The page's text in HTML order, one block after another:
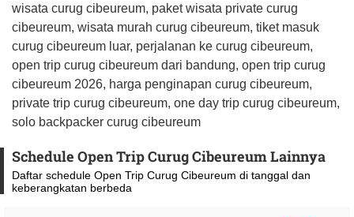
wisata curug cibeureum, paket wisata private curug
cibeureum, wisata murah curug cibeureum, tiket masuk
curug cibeureum luar, perjalanan ke curug cibeureum,
open trip curug cibeureum dari bandung, open trip curug
cibeureum 2026, harga penginapan curug cibeureum,
private trip curug cibeureum, one day trip curug cibeureum,
solo backpacker curug cibeureum
Schedule Open Trip Curug Cibeureum Lainnya
Daftar schedule Open Trip Curug Cibeureum di tanggal dan
keberangkatan berbeda